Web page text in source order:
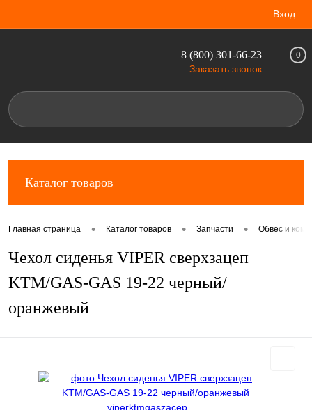
Вход
8 (800) 301-66-23
Заказать звонок
0
Каталог товаров
Главная страница • Каталог товаров • Запчасти • Обвес и
Чехол сиденья VIPER сверхзацеп
KTM/GAS-GAS 19-22 черный/
оранжевый